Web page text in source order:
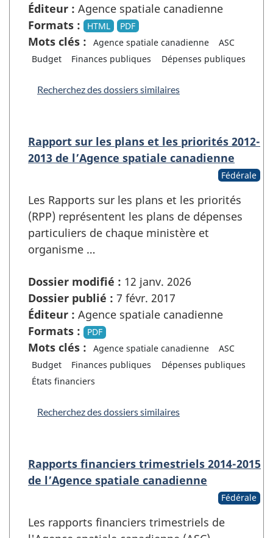
Éditeur : Agence spatiale canadienne
Formats :
HTML PDF
Mots clés : Agence spatiale canadienne
ASC
Budget
Finances publiques Dépenses publiques
Recherchez des dossiers similaires
Rapport sur les plans et les priorités 2012-
2013 de l’Agence spatiale canadienne
Fédérale
Les Rapports sur les plans et les priorités
(RPP) représentent les plans de dépenses
particuliers de chaque ministère et
organisme …
Dossier modifié : 12 janv. 2026
Dossier publié : 7 févr. 2017
Éditeur : Agence spatiale canadienne
Formats :
PDF
Mots clés : Agence spatiale canadienne
ASC
Budget
Finances publiques
Dépenses publiques
États financiers
Recherchez des dossiers similaires
Rapports financiers trimestriels 2014-2015
de l’Agence spatiale canadienne
Fédérale
Les rapports financiers trimestriels de